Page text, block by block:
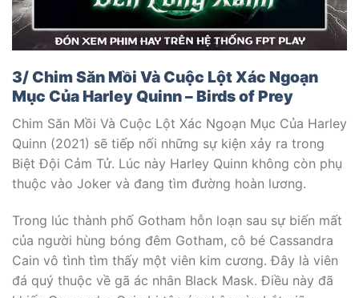
3/ Chim Săn Mồi Và Cuộc Lột Xác Ngoạn
Mục Của Harley Quinn – Birds of Prey
Chim Săn Mồi Và Cuộc Lột Xác Ngoạn Mục Của Harley
Quinn (2021) sẽ tiếp nối những sự kiện xảy ra trong
Biệt Đội Cảm Tử. Lúc này Harley Quinn không còn phụ
thuộc vào Joker và đang tìm đường hoàn lương.
Trong lúc thành phố Gotham hỗn loạn sau sự biến mất
của người hùng bóng đêm Gotham, cô bé Cassandra
Cain vô tình tìm thấy một viên kim cương. Đây là viên
đá quý thuộc về gã ác nhân Black Mask. Điều này đã